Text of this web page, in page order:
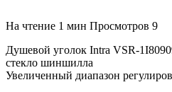
На чтение 1 мин Просмотров 9
Душевой уголок Intra VSR-
стекло шиншилла
Увеличенный диапазон